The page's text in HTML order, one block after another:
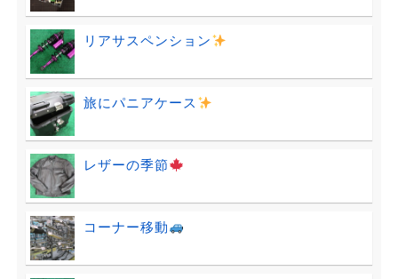
リアサスペンション
旅にパニアケース
レザーの季節
コーナー移動